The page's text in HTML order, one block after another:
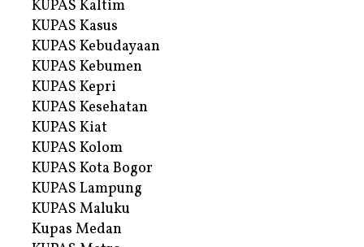
KUPAS Kaltim
KUPAS Kasus
KUPAS Kebudayaan
KUPAS Kebumen
KUPAS Kepri
KUPAS Kesehatan
KUPAS Kiat
KUPAS Kolom
KUPAS Kota Bogor
KUPAS Lampung
KUPAS Maluku
Kupas Medan